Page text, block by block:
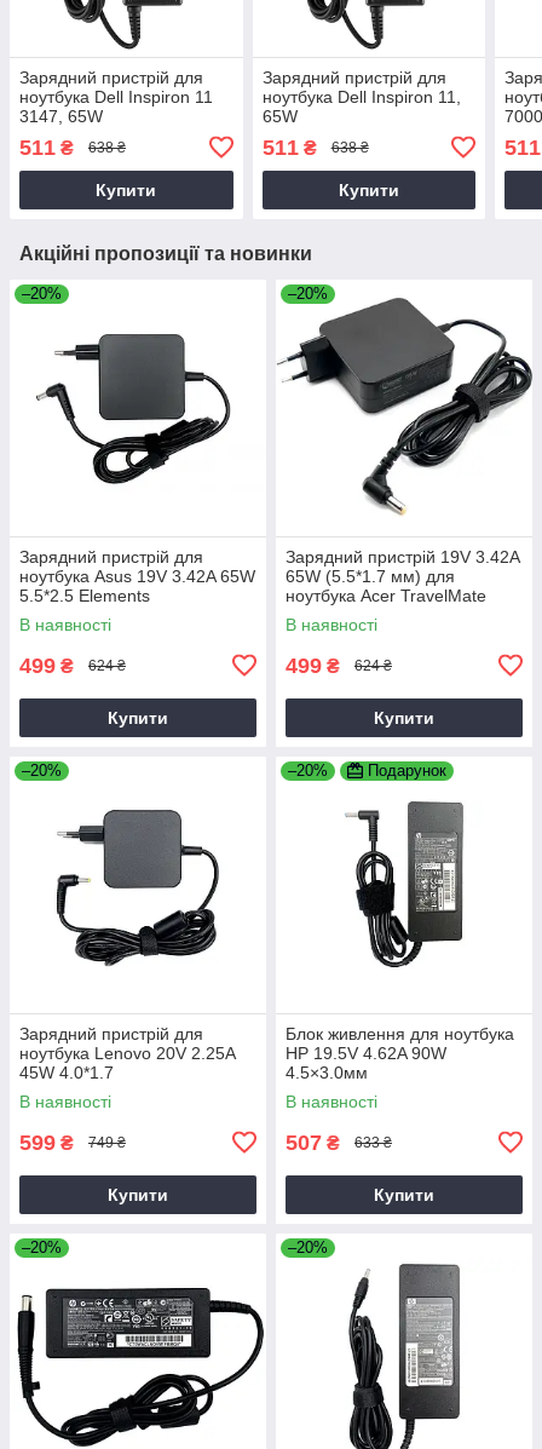
Зарядний пристрій для
ноутбука Dell Inspiron 11
3147, 65W
511 ₴ 638 ₴
Купити
Зарядний пристрій для
ноутбука Dell Inspiron 11,
65W
511₴ 638 ₴
Купити
511
Акційні пропозиції та новинки
–20%
Зарядний пристрій для
ноутбука Asus 19V 3.42A 65W
5.5*2.5 Elements
В наявності
499 ₴ 624 ₴
Купити
–20%
Зарядний пристрій 19V 3.42A
65W (5.5*1.7 мм) для
ноутбука Acer TravelMate
P2510-G2-M
В наявності
499 ₴ 624 ₴
Купити
–20%
Зарядний пристрій для
ноутбука Lenovo 20V 2.25A
45W 4.0*1.7
В наявності
599 ₴ 749 ₴
Купити
–20% Подарунок
Блок живлення для ноутбука
HP 19.5V 4.62A 90W
4.5×3.0мм
В наявності
507 ₴ 633 ₴
Купити
–20% –20%